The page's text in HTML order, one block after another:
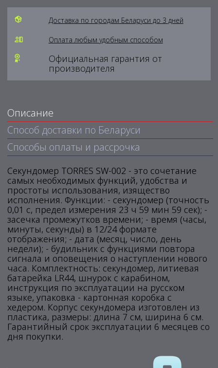
Доставка по городам Беларуси до 3 дней
Оплата любым удобным способом
Официальная гарантия от
производителя
Описание
Способ доставки по Беларуси
Способы оплаты и рассрочка
Секундомер TORRES SW-002 - это сочетание
самых необходимых функций, удобства и
простоты использования, изящество
исполнения. Функции: - секундомер (точность
0,01 с, предел измерения 23 ч 59 мин 59 сек); -
засечка промежутков времени; - время (часы,
минуты, секунды) в 12/24 формате
отображения; - дата (месяц, число, день
недели); - будильник с функциями повтора
сигнала и оповещения о наступлении нового
часа. Комплектность: секундомер, литиевая
батарейка LR44, шнурок с карабином,
инструкция по эксплуатации на русском
языке, упаковка - картонная коробка с
хедером. Корпус секундомера изготовлен из
пластика, размеры: длина 7 см, ширина 6 см.
Гарантийный срок эксплуатации 6 месяцев со
дня покупки.